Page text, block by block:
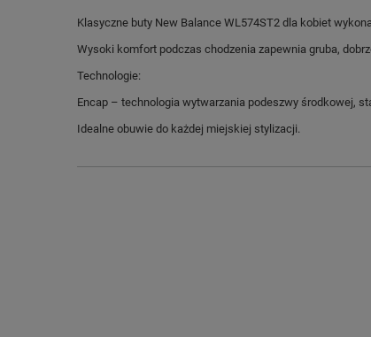
Klasyczne buty New Balance WL574ST2 dla kobiet
Wysoki komfort podczas chodzenia zapewnia gruba,
Technologie:
Encap – technologia wytwarzania podeszwy środkowej,
Idealne obuwie do każdej miejskiej stylizacji.